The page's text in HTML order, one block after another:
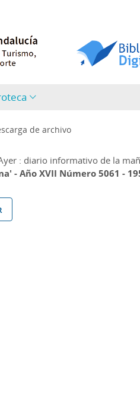
de archivo
: diario informativo de la
- Año XVII Número 5061 -